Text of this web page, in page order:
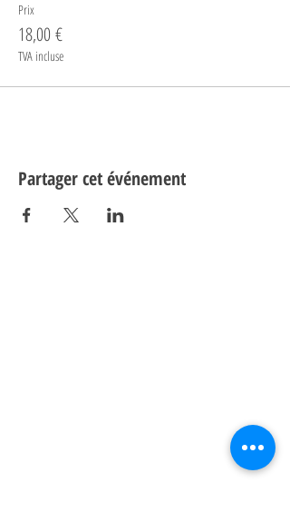
Prix
18,00 €
TVA incluse
Partager cet événement